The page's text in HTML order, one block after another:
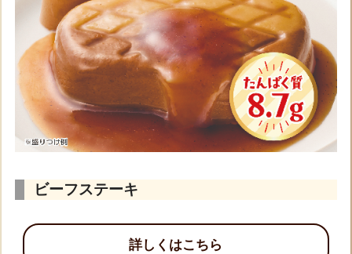
ビーフステーキ
詳しくはこちら